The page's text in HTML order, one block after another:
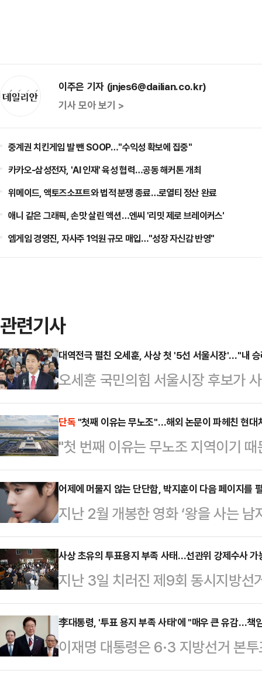
이주은 기자 (jnjes6@dailian.co.kr)
기사 모아 보기 >
중계권 치킨게임 발 뺀 SOOP…"수익성 확보에 집중"
카카오-삼성전자, 'AI 인재' 육성 협력…공동 해커톤 개최
위메이드, 액토즈소프트와 법적 분쟁 종료…로열티 정산 완료
애니 같은 그래픽, 손맛 살린 액션…엔씨 '리밋 제로 브레이커스'
엠게임 경영진, 자사주 1억원 규모 매입…"성장 자신감 반영"
관련기사
대역전극 펼친 오세훈, 사상 첫 '5선 서울시장'…"내
오세훈 국민의힘 서울시장 후보가
이다. 정원오 더불어민주당 후보를
다. 오 후보는 "오세훈 개인의 승리
민의 승리다"라고 강조했다.오 후
기자회견을 열고 "서울의 미래가
가 켜졌다"며 이같이 말했다.이어 "
각하지 않는다"며 "계층 이동 사다
하고 희망찬 미래를 …
단독 "첫째 이유는 무노조"…해외 논문이 파헤친 현대
"첫 번째 이유는 무노조 지역이기
자동차그룹 메타플랜트(HMGMA)
계자의 이 발언이 최근 해외 학계의
생한 현대차 메타플랜트 관련 이민
업의 노동 구조를 다시 들여다보고
작년 9월 조지아주 엘라벨의 현대
475명을 체포했다. 한국 국적자도
프 행정부의 강경 …
어제에 머물지 않는 단단함, 박지훈이 다음 페이지를
지난 2월 개봉한 영화 ‘왕을 사는
홍위(단종)로 분해 누적 관객수
박지훈. 역대 대한민국 박스오피스
망울로 섬세한 감정선의 정점을 찍
키며 전국민적인 사랑을 받았다. 배
하고, 그 뜨거운 여운이 가시기도
다. 지난 5월 첫 방송을 시작한 티빙
주인공…
사상 초유의 투표용지 부족 사태…선관위 강제수사
지난 3일 치러진 제9회 동시지방선
가 발생하며 중앙선거관리위원회
서는 "단순한 행정 실수를 넘어 헌
제한된 사건"이라며 "조만간 선관
가능성은 매우 크다"고 내다봤다.4
李대통령, '투표 용지 부족 사태'에 "매우 큰 유감…책
이재명 대통령은 6·3 지방선거 본
서 투표 용지 부족으로 투표가 일시